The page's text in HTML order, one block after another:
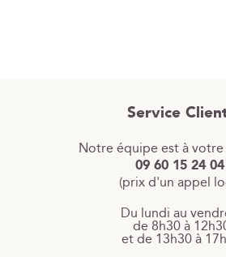
Service
Notre équipe est à
09 60 15 24 04
(prix d'un appel
Du lundi au
de 8h30 à
et de 13h30 à